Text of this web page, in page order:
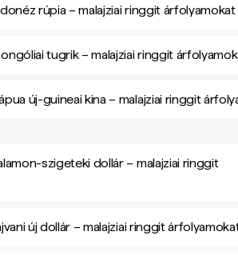
rúpia – malajziai ringgit árfolyamokat
tugrik – malajziai ringgit
új-guineai kina – malajziai ringgit
szigeteki dollár – malajziai ringgit
új dollár – malajziai ringgit